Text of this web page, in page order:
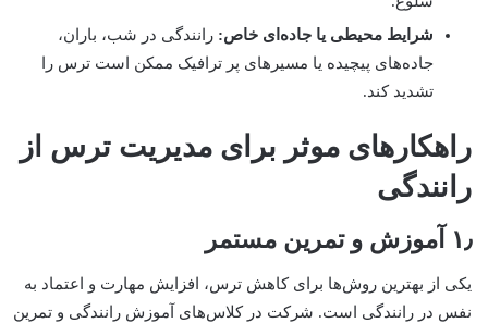
شرایط محیطی یا جاده‌ای خاص: رانندگی در شب، باران،
جاده‌های پیچیده یا مسیرهای پر ترافیک ممکن است ترس را
تشدید کند.
راهکارهای موثر برای مدیریت ترس از
رانندگی
۱٫ آموزش و تمرین مستمر
یکی از بهترین روش‌ها برای کاهش ترس، افزایش مهارت و اعتماد به
نفس در رانندگی است. شرکت در کلاس‌های آموزش رانندگی و تمرین